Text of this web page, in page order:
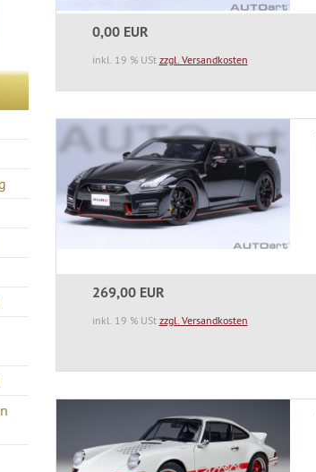
0,00 EUR
inkl. 19 % USt zzgl. Versandkosten
269,00 EUR
inkl. 19 % USt zzgl. Versandkosten